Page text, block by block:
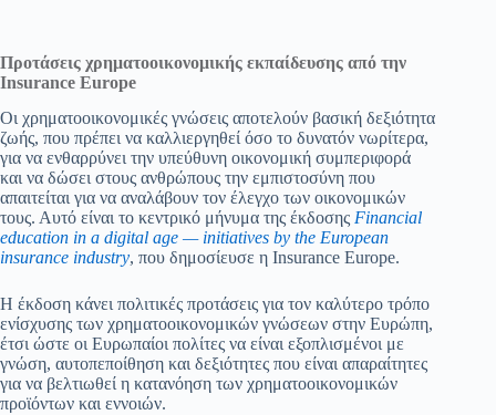
Προτάσεις χρηματοοικονομικής εκπαίδευσης από την
Insurance Europe
Οι χρηματοοικονομικές γνώσεις αποτελούν βασική δεξιότητα
ζωής, που πρέπει να καλλιεργηθεί όσο το δυνατόν νωρίτερα,
για να ενθαρρύνει την υπεύθυνη οικονομική συμπεριφορά
και να δώσει στους ανθρώπους την εμπιστοσύνη που
απαιτείται για να αναλάβουν τον έλεγχο των οικονομικών
τους. Αυτό είναι το κεντρικό μήνυμα της έκδοσης Financial
education in a digital age — initiatives by the European
insurance industry, που δημοσίευσε η Insurance Europe.
Η έκδοση κάνει πολιτικές προτάσεις για τον καλύτερο τρόπο
ενίσχυσης των χρηματοοικονομικών γνώσεων στην Ευρώπη,
έτσι ώστε οι Ευρωπαίοι πολίτες να είναι εξοπλισμένοι με
γνώση, αυτοπεποίθηση και δεξιότητες που είναι απαραίτητες
για να βελτιωθεί η κατανόηση των χρηματοοικονομικών
προϊόντων και εννοιών.